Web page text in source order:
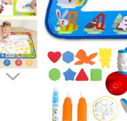
Auto
& Bricolaj
si scaune
si intrerupatoare